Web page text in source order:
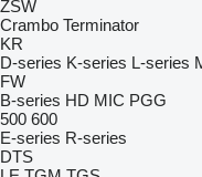
ZSW
Crambo Terminator
KR
D-series K-series L-series
FW
B-series HD MIC PGG
500 600
E-series R-series
DTS